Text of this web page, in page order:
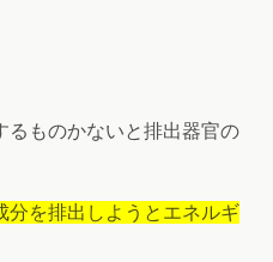
るものかないと排出器官の
分を排出しようとエネルギ